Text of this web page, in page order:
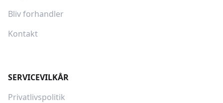
Bliv forhandler
Kontakt
SERVICEVILKÅR
Privatlivspolitik